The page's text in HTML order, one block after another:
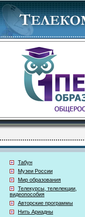
Табун
Музеи России
Мир образования
Телекурсы, телелекции,
видеопособия
Авторские программы
Нить Ариадны